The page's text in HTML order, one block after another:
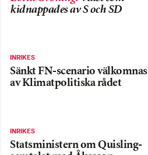
kidnappades av S och SD
INRIKES
Sänkt FN-scenario välkomnas
av Klimatpolitiska rådet
INRIKES
Statsministern om Quisling-